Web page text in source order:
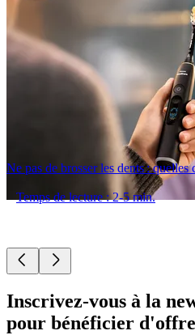
Ne pas de brosser les dents : quelles
Temps de lecture : 2-5 min.
Inscrivez-vous à la
pour bénéficier